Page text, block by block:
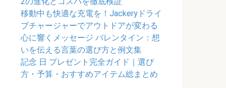
移動中も快適な充電を！Jackeryドライ
ブチャージャーでアウトドアが変わる
心に響くメッセージ バレンタイン：想
いを伝える言葉の選び方と例文集
記念 日 プレゼント完全ガイド｜選び
方・予算・おすすめアイテム総まとめ